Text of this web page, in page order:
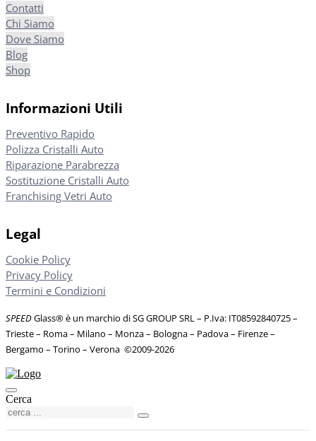
Contatti
Chi Siamo
Dove Siamo
Blog
Shop
Informazioni Utili
Preventivo Rapido
Polizza Cristalli Auto
Riparazione Parabrezza
Sostituzione Cristalli Auto
Franchising Vetri Auto
Legal
Cookie Policy
Privacy Policy
Termini e Condizioni
SPEEDGlass® è un marchio di SG GROUP SRL – P.Iva: IT08592840725–
Trieste – Roma – Milano – Monza – Bologna – Padova – Firenze –
Bergamo – Torino – Verona ©2009-2026
Cerca